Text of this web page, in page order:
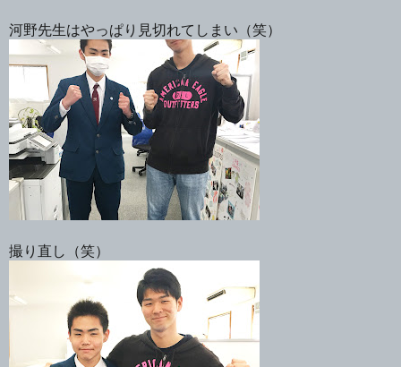
河野先生はやっぱり見切れてしまい（笑）
撮り直し（笑）